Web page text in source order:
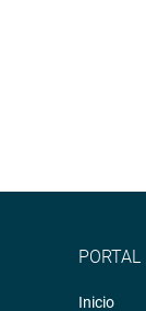
PORTAL
Inicio